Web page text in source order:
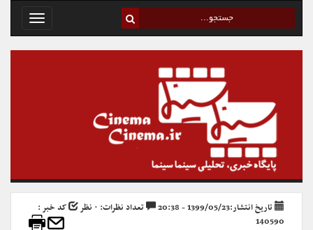
Toggle
تاریخ انتشار:1399/05/23 - 20:38 تعداد نظرات: ۰ نظر
کد خبر :
140590